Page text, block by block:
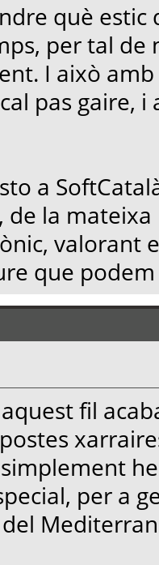
què
per tal
I això
pas gaire,
a
de la
valorant
que
fil
per a